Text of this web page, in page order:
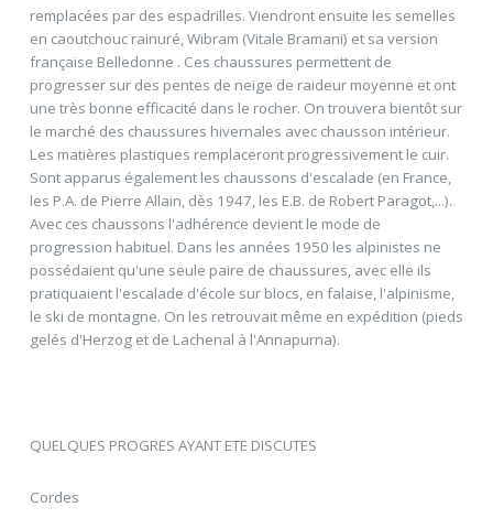
remplacées par des espadrilles. Viendront ensuite les semelles
en caoutchouc rainuré, Wibram (Vitale Bramani) et sa version
française Belledonne . Ces chaussures permettent de
progresser sur des pentes de neige de raideur moyenne et ont
une très bonne efficacité dans le rocher. On trouvera bientôt sur
le marché des chaussures hivernales avec chausson intérieur.
Les matières plastiques remplaceront progressivement le cuir.
Sont apparus également les chaussons d'escalade (en France,
les P.A. de Pierre Allain, dès 1947, les E.B. de Robert Paragot,...).
Avec ces chaussons l'adhérence devient le mode de
progression habituel. Dans les années 1950 les alpinistes ne
possédaient qu'une seule paire de chaussures, avec elle ils
pratiquaient l'escalade d'école sur blocs, en falaise, l'alpinisme,
le ski de montagne. On les retrouvait même en expédition (pieds
gelés d'Herzog et de Lachenal à l'Annapurna).
QUELQUES PROGRES AYANT ETE DISCUTES
Cordes